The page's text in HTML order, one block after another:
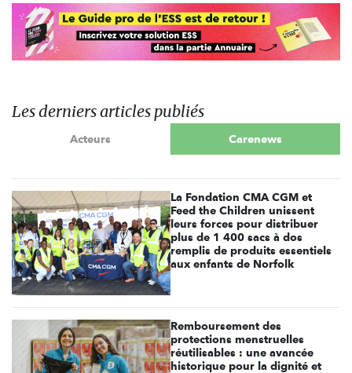
Les derniers articles publiés
Acteurs Carenews
La Fondation CMA CGM et
Feed the Children unissent
leurs forces pour distribuer
plus de 1 400 sacs à dos
remplis de produits essentiels
aux enfants de Norfolk
Remboursement des
protections menstruelles
réutilisables : une avancée
historique pour la dignité et